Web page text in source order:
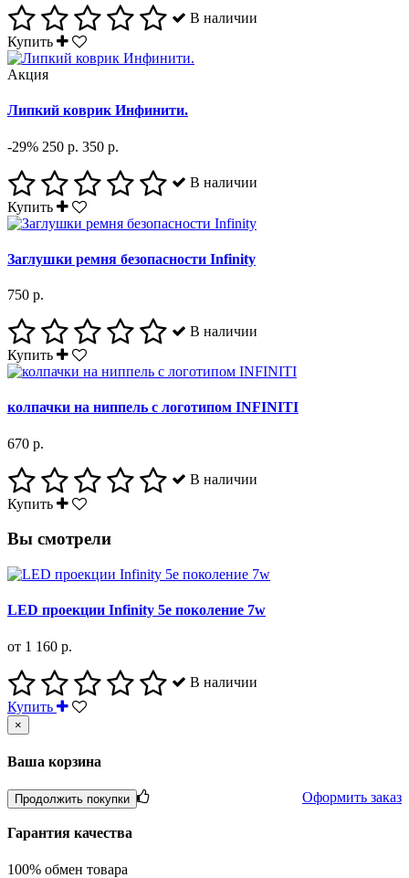
В наличии
Купить
Акция
Липкий коврик Инфинити.
-29% 250 р. 350 р.
В наличии
Купить
Заглушки ремня безопасности Infinity
750 р.
В наличии
Купить
колпачки на ниппель с логотипом INFINITI
670 р.
В наличии
Купить
Вы смотрели
LED проекции Infinity 5е поколение 7w
от 1 160 р.
В наличии
Купить
×
Ваша корзина
Продолжить покупки Оформить заказ
Гарантия качества
100% обмен товара